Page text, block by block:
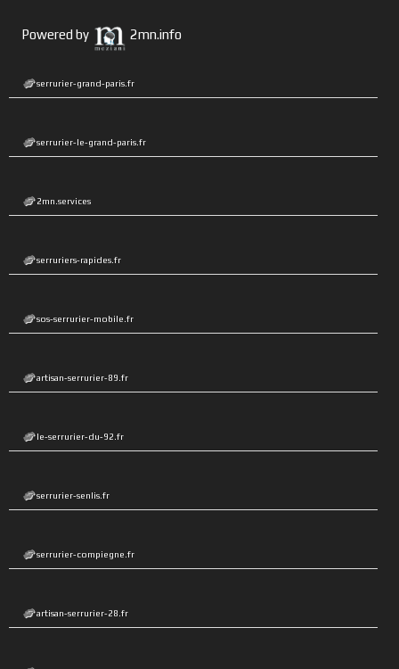
Powered by 2mn.info
serrurier-grand-paris.fr
serrurier-le-grand-paris.fr
2mn.services
serruriers-rapides.fr
sos-serrurier-mobile.fr
artisan-serrurier-89.fr
le-serrurier-du-92.fr
serrurier-senlis.fr
serrurier-compiegne.fr
artisan-serrurier-28.fr